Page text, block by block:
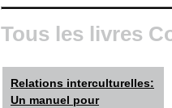
Tous les livres
Relations interculturelles:
Un manuel pour